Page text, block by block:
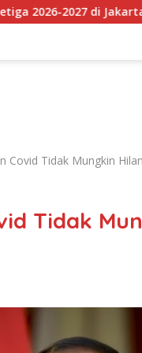
Jakarta, Sentuhan
Covid Tidak Mungkin
Tidak